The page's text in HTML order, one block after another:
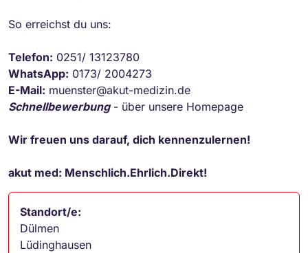
So erreichst du uns:
Telefon: 0251/ 13123780
WhatsApp: 0173/ 2004273
E-Mail: muenster@akut-medizin.de
Schnellbewerbung- über unsere Homepage
Wir freuen uns darauf, dich kennenzulernen!
akut med: Menschlich.Ehrlich.Direkt!
Standort/e:
Dülmen
Lüdinghausen